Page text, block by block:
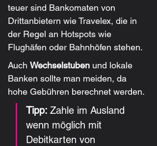
teuer sind Bankomaten von
Drittanbietern wie Travelex, die in
der Regel an Hotspots wie
Flughäfen oder Bahnhöfen stehen.
Auch Wechselstuben und lokale
Banken sollte man meiden, da
hohe Gebühren berechnet werden.
Tipp: Zahle im Ausland
wenn möglich mit
Debitkarten von